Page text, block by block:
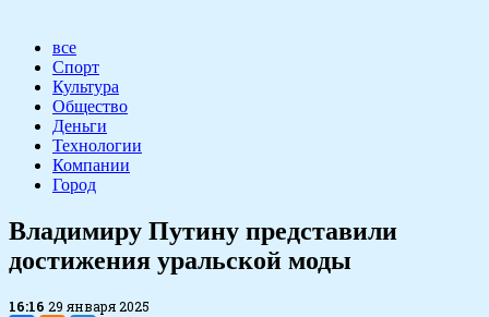
все
Спорт
Культура
Общество
Деньги
Технологии
Компании
Город
Владимиру Путину представили
достижения уральской моды
16:16 29 января 2025